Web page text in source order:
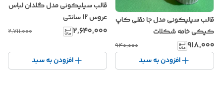
قالب سیلیکونی مدل جا نقلی کاپ
کیکی خامه شکلات
۹۱۸٬۰۰۰ ۹۴۰٬۰۰۰
افزودن به سبد
قالب سیلیکونی مدل گلدان لباس
عروس 12 سانتی
۲٬۶۴۰٬۰۰۰ ۲٬۷۱۱٬۰۰۰
افزودن به سبد